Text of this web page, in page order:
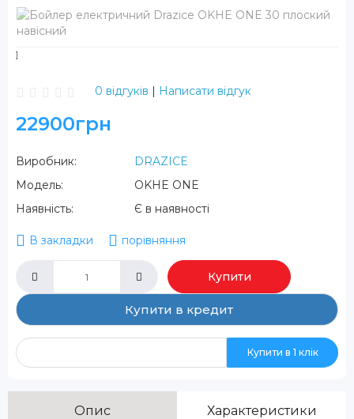
0 відгуків | Написати відгук
22900грн
Виробник:
DRAZICE
Модель:
OKHE ONE
Наявність:
Є в наявності
В закладки порівняння
Купити
Купити в кредит
Купити в 1 клік
Опис Характеристики